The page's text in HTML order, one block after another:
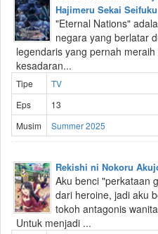
Hajimeru Sekai Seifuku
"Eternal Nations"
negara yang berlatar
legendaris yang pernah
kesadaran...
Tipe
TV
Eps
13
Musim
Summer 2025
Rekishi ni Nokoru
Aku benci "perkataan
dari heroine, jadi aku
tokoh antagonis
Untuk menjadi ...